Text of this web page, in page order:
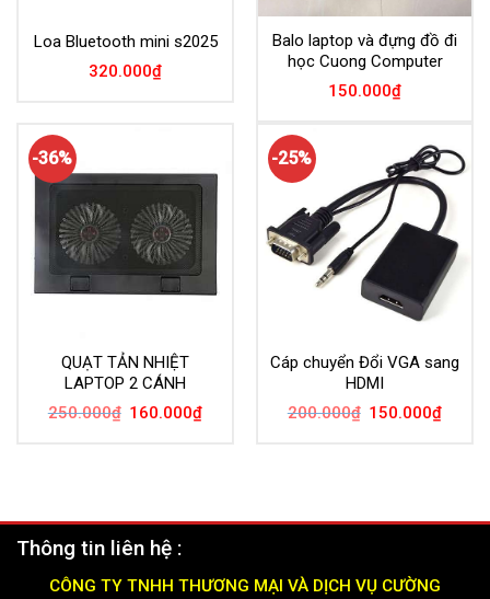
Loa Bluetooth mini s2025
320.000₫
Balo laptop và đựng đồ đi
học Cuong Computer
150.000₫
-36%
QUẠT TẢN NHIỆT
LAPTOP 2 CÁNH
250.000₫ Giá
gốc
160.000₫Giá
-25%
Cáp chuyển Đổi VGA sang
HDMI
200.000₫ Giá
gốc
150.000₫Giá
Thông tin liên hệ :
CÔNG TY TNHH THƯƠNG MẠI VÀ DỊCH VỤ CƯỜNG